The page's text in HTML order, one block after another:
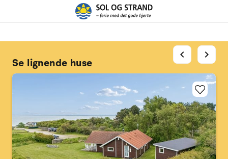
Se lignende huse
chevron_left chevron_right